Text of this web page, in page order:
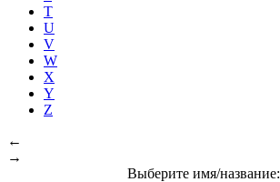
T
U
V
W
X
Y
Z
←
→
Выберите имя/название: